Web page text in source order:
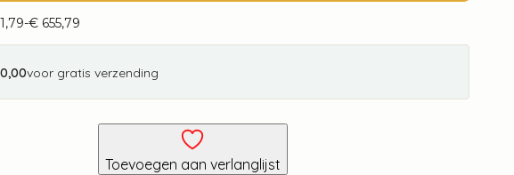
-€ 655,79
voor gratis verzending
Toevoegen aan verlanglijst